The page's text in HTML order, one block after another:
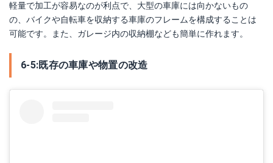
軽量で加工が容易なのが利点で、大型の車庫には向かないもの
の、バイクや自転車を収納する車庫のフレームを構成することは
可能です。また、ガレージ内の収納棚なども簡単に作れます。
6-5:既存の車庫や物置の改造